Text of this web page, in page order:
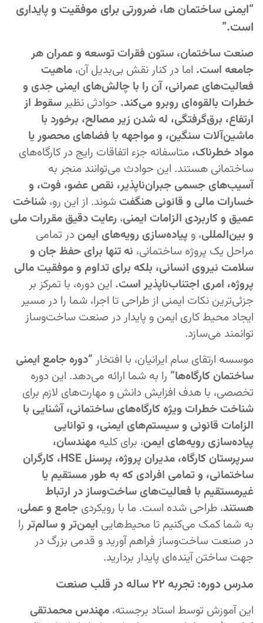
“ایمنی ساختمان ها، ضرورتی برای موفقیت و پایداری
است.”
صنعت ساختمان، ستون فقرات توسعه و عمران هر
جامعه است. اما در کنار نقش بی‌بدیل آن، ماهیت
فعالیت‌های عمرانی، آن را با چالش‌های ایمنی جدی و
خطرات بالقوه‌ای روبرو می‌کند. حوادثی نظیرسقوط از
ارتفاع، برق‌گرفتگی، له شدن زیر مصالح، برخورد با
ماشین‌آلات سنگین، و مواجهه با فضاهای محصور یا
مواد خطرناک، متاسفانه جزء اتفاقات رایج در کارگاه‌های
ساختمانی هستند. این حوادث می‌توانند منجر به
آسیب‌های جسمی جبران‌ناپذیر، نقص عضو، فوت، و
خسارات مالی و قانونی هنگفت شوند. از این رو، شناخت
عمیق و کاربردی الزامات ایمنی، رعایت دقیق مقررات ملی
و بین‌المللی، و پیاده‌سازی رویه‌های ایمن در تمامی
مراحل یک پروژه ساختمانی، نه تنها برای حفظ جان و
سلامت نیروی انسانی، بلکه برای تداوم و موفقیت مالی
پروژه، امری اجتناب‌ناپذیر است. این دوره، با تمرکز بر
جزئی‌ترین نکات ایمنی از طراحی تا اجرا، شما را در مسیر
ایجاد محیط کاری ایمن و پایدار در صنعت ساخت‌وساز
توانمند می‌سازد.
موسسه ارتقای سام ایرانیان، با افتخار “دوره جامع ایمنی
ساختمان کارگاه‌ها” را به شما ارائه می‌دهد. این دوره
تخصصی، با هدف افزایش دانش و مهارت‌های لازم برای
شناخت خطرات ویژه کارگاه‌های ساختمانی، آشنایی با
الزامات قانونی و سیستم‌های ایمنی، و توانایی
پیاده‌سازی رویه‌های ایمن، برای کلیه مهندسان،
سرپرستان کارگاه، مدیران پروژه، پرسنل HSE، کارگران
ساختمانی، و تمامی افرادی که به طور مستقیم یا
غیرمستقیم با فعالیت‌های ساخت‌وساز در ارتباط
هستند، طراحی شده است. ما با رویکردی جامع و عملی،
به شما کمک می‌کنیم تا محیط‌هایی ایمن‌تر و سالم‌تر را
در صنعت ساخت‌وساز فراهم آورید و قدمی بزرگ در
جهت ساختن آینده‌ای پایدار بردارید.
مدرس دوره: تجربه ۲۲ ساله در قلب صنعت
این آموزش توسط استاد برجسته، مهندس محمدتقی